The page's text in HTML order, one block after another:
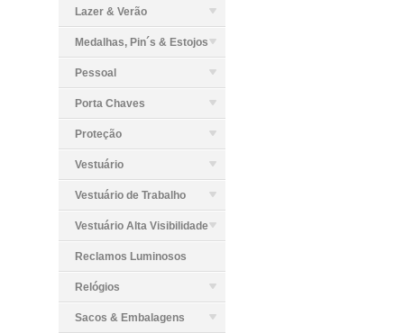
Lazer & Verão
Medalhas, Pin´s & Estojos
Pessoal
Porta Chaves
Proteção
Vestuário
Vestuário de Trabalho
Vestuário Alta Visibilidade
Reclamos Luminosos
Relógios
Sacos & Embalagens